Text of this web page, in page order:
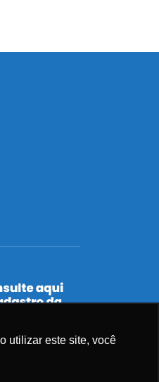
utilizar este site, você